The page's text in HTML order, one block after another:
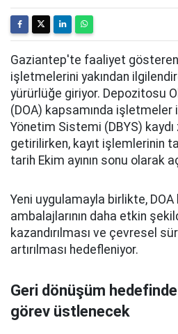
Gaziantep'te faaliyet
işletmelerini yakından
yürürlüğe giriyor. Depozitosu
(DOA) kapsamında işletmeler
Yönetim Sistemi (DBYS) kaydı
getirilirken, kayıt işlemlerinin
tarih Ekim ayının sonu olarak
Yeni uygulamayla birlikte,
ambalajlarının daha etkin
kazandırılması ve çevresel
artırılması hedefleniyor.
Geri dönüşüm
görev üstlenecek